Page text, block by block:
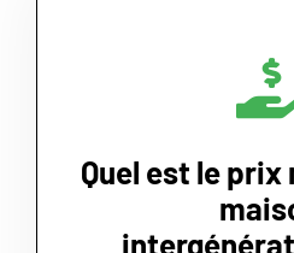
Quel est le prix